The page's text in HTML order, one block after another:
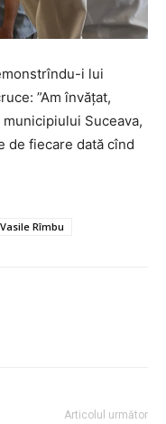
i lui
”Am învățat,
Suceava,
de fiecare dată cînd
Vasile Rîmbu
Articolul următor